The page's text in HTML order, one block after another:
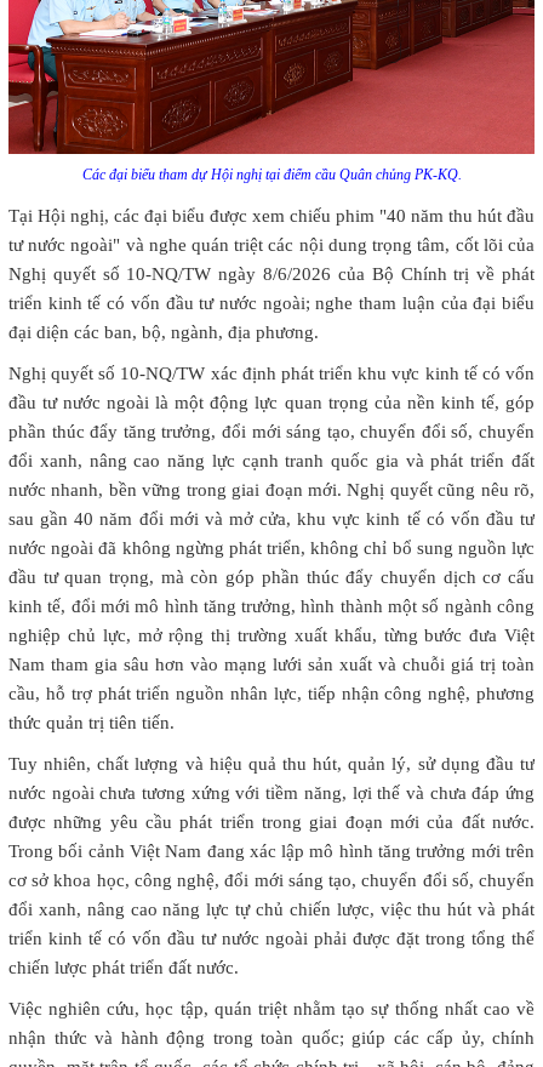
Các đại biểu tham dự Hội nghị tại điểm cầu Quân chủng PK-KQ.
Tại Hội nghị, các đại biểu được xem chiếu phim "40 năm thu hút đầu
tư nước ngoài" và nghe quán triệt các nội dung trọng tâm, cốt lõi của
Nghị quyết số 10-NQ/TW ngày 8/6/2026 của Bộ Chính trị về phát
triển kinh tế có vốn đầu tư nước ngoài; nghe tham luận của đại biểu
đại diện các ban, bộ, ngành, địa phương.
Nghị quyết số 10-NQ/TW xác định phát triển khu vực kinh tế có vốn
đầu tư nước ngoài là một động lực quan trọng của nền kinh tế, góp
phần thúc đẩy tăng trưởng, đổi mới sáng tạo, chuyển đổi số, chuyển
đổi xanh, nâng cao năng lực cạnh tranh quốc gia và phát triển đất
nước nhanh, bền vững trong giai đoạn mới. Nghị quyết cũng nêu rõ,
sau gần 40 năm đổi mới và mở cửa, khu vực kinh tế có vốn đầu tư
nước ngoài đã không ngừng phát triển, không chỉ bổ sung nguồn lực
đầu tư quan trọng, mà còn góp phần thúc đẩy chuyển dịch cơ cấu
kinh tế, đổi mới mô hình tăng trưởng, hình thành một số ngành công
nghiệp chủ lực, mở rộng thị trường xuất khẩu, từng bước đưa Việt
Nam tham gia sâu hơn vào mạng lưới sản xuất và chuỗi giá trị toàn
cầu, hỗ trợ phát triển nguồn nhân lực, tiếp nhận công nghệ, phương
thức quản trị tiên tiến.
Tuy nhiên, chất lượng và hiệu quả thu hút, quản lý, sử dụng đầu tư
nước ngoài chưa tương xứng với tiềm năng, lợi thế và chưa đáp ứng
được những yêu cầu phát triển trong giai đoạn mới của đất nước.
Trong bối cảnh Việt Nam đang xác lập mô hình tăng trưởng mới trên
cơ sở khoa học, công nghệ, đổi mới sáng tạo, chuyển đổi số, chuyển
đổi xanh, nâng cao năng lực tự chủ chiến lược, việc thu hút và phát
triển kinh tế có vốn đầu tư nước ngoài phải được đặt trong tổng thể
chiến lược phát triển đất nước.
Việc nghiên cứu, học tập, quán triệt nhằm tạo sự thống nhất cao về
nhận thức và hành động trong toàn quốc; giúp các cấp ủy, chính